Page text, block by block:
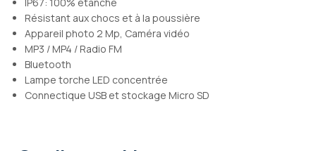
Résistant aux chocs et à la poussière
Appareil photo 2 Mp, Caméra vidéo
MP3 / MP4 / Radio FM
Bluetooth
Lampe torche LED concentrée
Connectique USB et stockage Micro SD